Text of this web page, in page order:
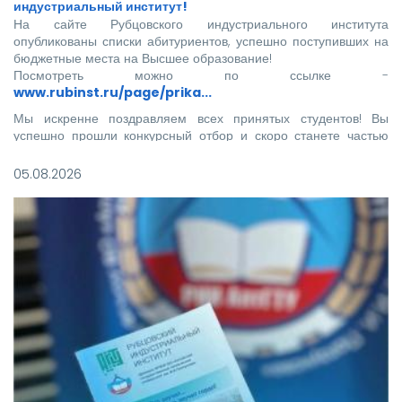
индустриальный институт!
На сайте Рубцовского индустриального института
опубликованы списки абитуриентов, успешно поступивших на
бюджетные места на Высшее образование!
Посмотреть можно по ссылке -
www.rubinst.ru/page/prika...
Мы искренне поздравляем всех принятых студентов! Вы
успешно прошли конкурсный отбор и скоро станете частью
05.08.2026